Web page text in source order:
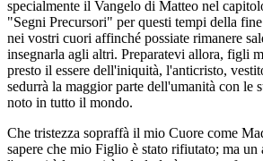
specialmente il Vangelo di Matteo nel
"Segni Precursori" per questi tempi della
nei vostri cuori affinché possiate rimanere
insegnarla agli altri. Preparatevi allora, figli
presto il essere dell'iniquità, l'anticristo,
sedurrà la maggior parte dell'umanità con le
noto in tutto il mondo.
Che tristezza sopraffà il mio Cuore come
sapere che mio Figlio è stato rifiutato; ma un